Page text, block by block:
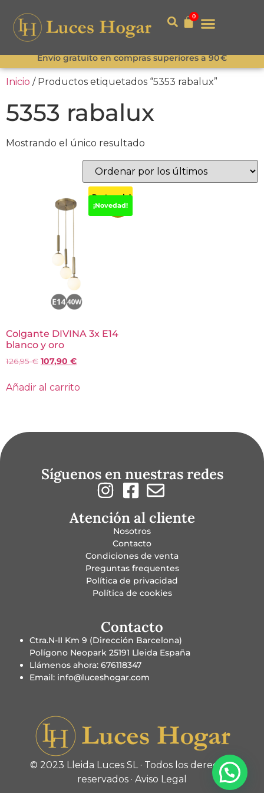
0
Envío gratuito en compras superiores a 90 €
Inicio / Productos etiquetados “5353 rabalux”
5353 rabalux
Mostrando el único resultado
-15%
¡Destacado!
¡Novedad!
Colgante DIVINA 3x E14
blanco y oro
126,95€ 107,90 €
Añadir al carrito
Síguenos en nuestras redes
Atención al cliente
Nosotros
Contacto
Condiciones de venta
Preguntas frequentes
Política de privacidad
Política de cookies
Contacto
Ctra.N-II Km 9 (Dirección Barcelona)
Polígono Neopark 25191 Lleida España
Llámenos ahora: 676118347
Email: info@luceshogar.com
© 2023 Lleida Luces SL · Todos los derechos
reservados · Aviso Legal